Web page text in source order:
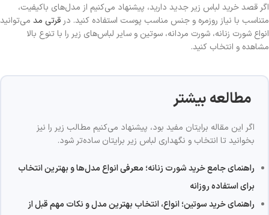
اگر قصد خرید لباس زیر جدید دارید، پیشنهاد می‌کنیم از مدل‌های باکیفیت،
متناسب با نیاز روزمره و جنس مناسب پوست استفاده کنید. در قرتی مد می‌توانید
انواع شورت زنانه، شورت مردانه، سوتین و سایر لباس‌های زیر را با تنوع بالا
مشاهده و انتخاب کنید.
مطالعه بیشتر
اگر این مقاله برایتان مفید بود، پیشنهاد می‌کنیم مطالب زیر را نیز
بخوانید تا انتخاب و نگهداری لباس زیر برایتان ساده‌تر شود.
راهنمای جامع خرید شورت زنانه؛ معرفی انواع مدل‌ها و بهترین انتخاب
برای استفاده روزانه
راهنمای خرید سوتین؛ انواع، انتخاب بهترین مدل و نکات مهم قبل از